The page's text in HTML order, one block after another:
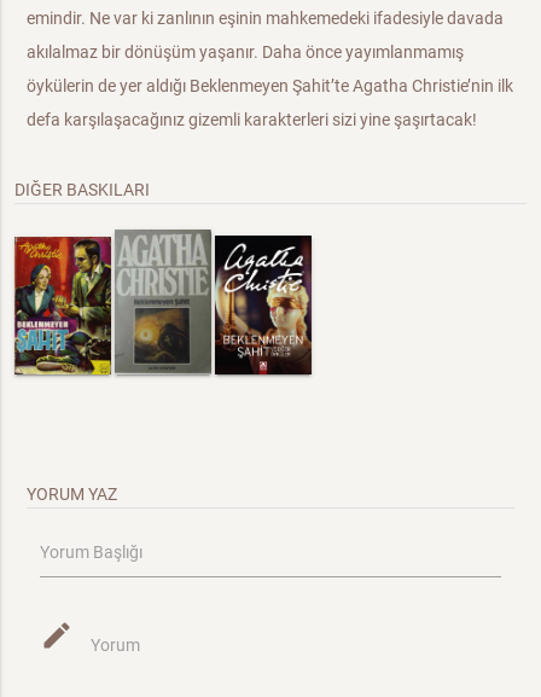
emindir. Ne var ki zanlının eşinin mahkemedeki ifadesiyle davada
akılalmaz bir dönüşüm yaşanır. Daha önce yayımlanmamış
öykülerin de yer aldığı Beklenmeyen Şahit’te Agatha Christie’nin ilk
defa karşılaşacağınız gizemli karakterleri sizi yine şaşırtacak!
DIĞER BASKILARI
YORUM YAZ
Yorum Başlığı
mode_edit Yorum